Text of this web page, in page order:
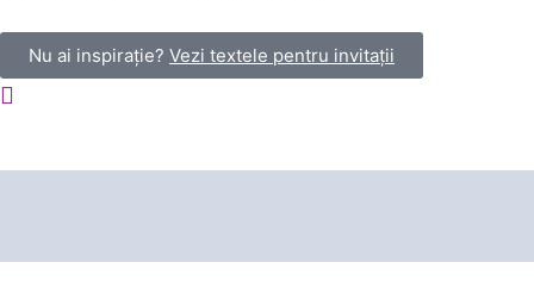
Nu ai inspirație? Vezi textele pentru invitații